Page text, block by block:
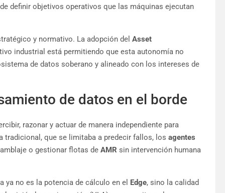
definir objetivos operativos que las máquinas ejecutan
y normativo. La adopción del Asset
industrial está permitiendo que esta autonomía no
de datos soberano y alineado con los intereses de
de datos en el borde
razonar y actuar de manera independiente para
tradicional, que se limitaba a predecir fallos, los agentes
o gestionar flotas de AMR sin intervención humana
no es la potencia de cálculo en el Edge, sino la calidad